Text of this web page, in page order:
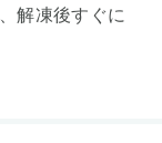
解凍後すぐに